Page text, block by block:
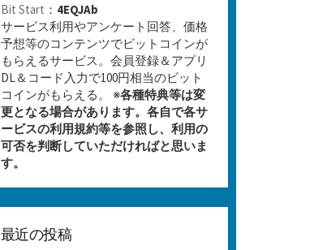
Bit Start ： 4EQJAb
サービス利用やアンケート回答、価格
予想等のコンテンツでビットコインが
もらえるサービス。会員登録＆アプリ
DL＆コード入力で100円相当のビット
コインがもらえる。 ※各種特典等は変
更となる場合があります。各自で各サ
ービスの利用規約等を参照し、利用の
可否を判断していただければと思いま
す。
最近の投稿